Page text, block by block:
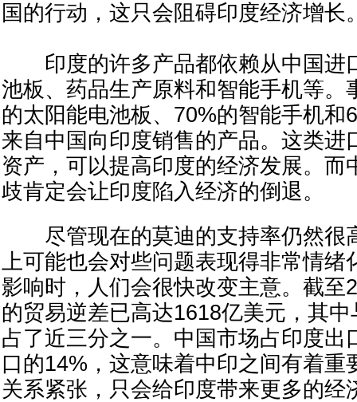
国的行动，这只会阻碍印度经济增长
印度的许多产品都依赖从中国进
池板、药品生产原料和智能手机等。
的太阳能电池板、70%的智能手机和
来自中国向印度销售的产品。这类进
资产，可以提高印度的经济发展。而
歧肯定会让印度陷入经济的倒退。
尽管现在的莫迪的支持率仍然很
上可能也会对些问题表现得非常情绪
影响时，人们会很快改变主意。截至
的贸易逆差已高达1618亿美元，其
占了近三分之一。中国市场占印度出
口的14%，这意味着中印之间有着重
关系紧张，只会给印度带来更多的经